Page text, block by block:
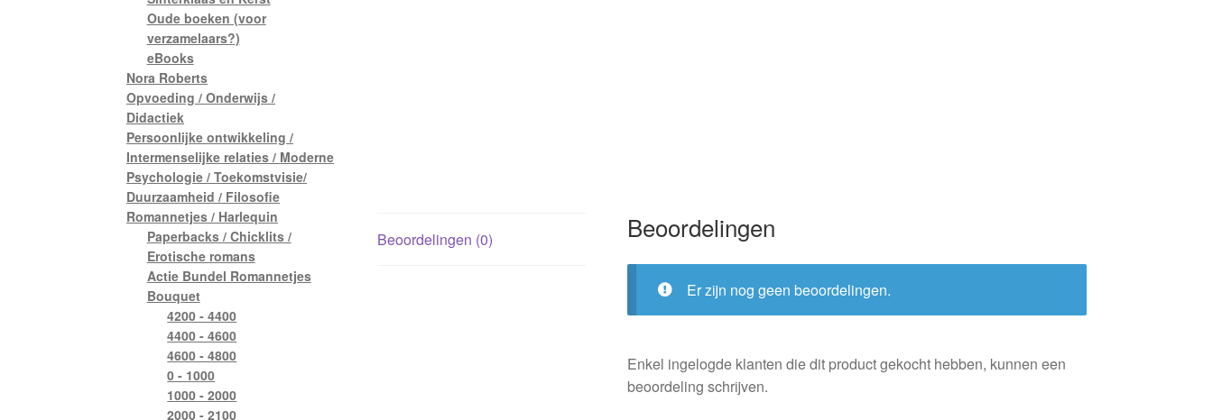
Beoordelingen (0) Beoordelingen
Er zijn nog geen beoordelingen.
Enkel ingelogde klanten die dit product gekocht hebben, kunnen een
beoordeling schrijven.
Oude boeken (voor
verzamelaars?)
eBooks
Nora Roberts
Opvoeding / Onderwijs /
Didactiek
Persoonlijke ontwikkeling /
Intermenselijke relaties / Moderne
Psychologie / Toekomstvisie/
Duurzaamheid / Filosofie
Romannetjes / Harlequin
Paperbacks / Chicklits /
Erotische romans
Actie Bundel Romannetjes
Bouquet
4200 - 4400
4400 - 4600
4600 - 4800
0 - 1000
1000 - 2000
2000 - 2100